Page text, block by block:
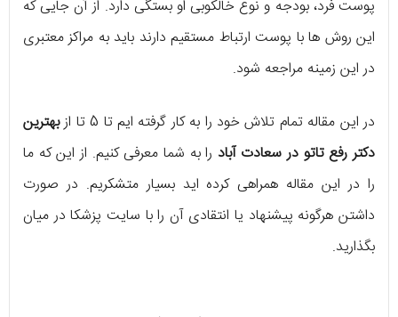
پوست فرد، بودجه و نوع خالکوبی او بستگی دارد. از آن جایی که
این روش ها با پوست ارتباط مستقیم دارند باید به مراکز معتبری
در این زمینه مراجعه شود.
در این مقاله تمام تلاش خود را به کار گرفته ایم تا 5 تا از
بهترین
دکتر رفع تاتو در سعادت آباد را به شما معرفی کنیم. از این که ما
را در این مقاله همراهی کرده اید بسیار متشکریم. در صورت
داشتن هرگونه پیشنهاد یا انتقادی آن را با سایت پزشکا در میان
بگذارید.